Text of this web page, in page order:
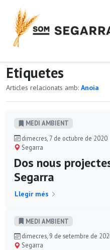
Etiquetes
Articles relacionats amb: Anoia
MEDI AMBIENT
dimecres, 7 de octubre de 2020
Segarra
Dos nous
Segarra
Llegir més
MEDI AMBIENT
dimecres, 9 de setembre de
Segarra